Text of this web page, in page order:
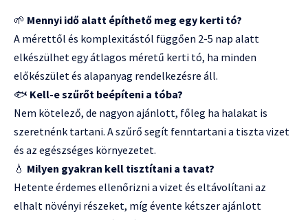
🌱 Mennyi idő alatt építhető meg egy kerti tó?
A mérettől és komplexitástól függően 2-5 nap alatt
elkészülhet egy átlagos méretű kerti tó, ha minden
előkészület és alapanyag rendelkezésre áll.
🐟 Kell-e szűrőt beépíteni a tóba?
Nem kötelező, de nagyon ajánlott, főleg ha halakat is
szeretnénk tartani. A szűrő segít fenntartani a tiszta vizet
és az egészséges környezetet.
💧 Milyen gyakran kell tisztítani a tavat?
Hetente érdemes ellenőrizni a vizet és eltávolítani az
elhalt növényi részeket, míg évente kétszer ajánlott